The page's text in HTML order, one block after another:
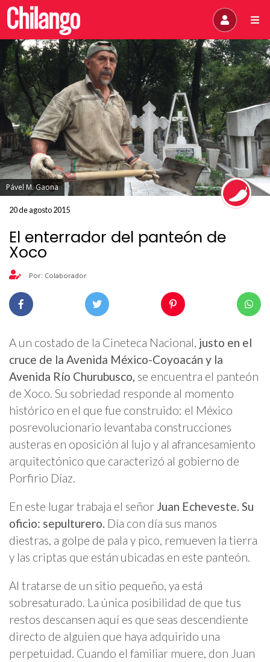
Pável M. Gaona
20 de agosto 2015
El enterrador del panteón de
Xoco
Por: Colaborador
A un costado de la Cineteca Nacional, justo en el
cruce de la Avenida México-Coyoacán y la
Avenida Río Churubusco, se encuentra el panteón
de Xoco. Su sobriedad responde al momento
histórico en el que fue construido: el México
posrevolucionario levantaba construcciones
austeras en oposición al lujo y al afrancesamiento
arquitectónico que caracterizó al gobierno de
Porfirio Díaz.
En este lugar trabaja el señor Juan Echeveste. Su
oficio: sepulturero. Día con día sus manos
diestras, a golpe de pala y pico, remueven la tierra
y las criptas que están ubicadas en este panteón.
Al tratarse de un sitio pequeño, ya está
sobresaturado. La única posibilidad de que tus
restos descansen aquí es que seas descendiente
directo de alguien que haya adquirido una
perpetuidad. Cuando el familiar muere, don Juan